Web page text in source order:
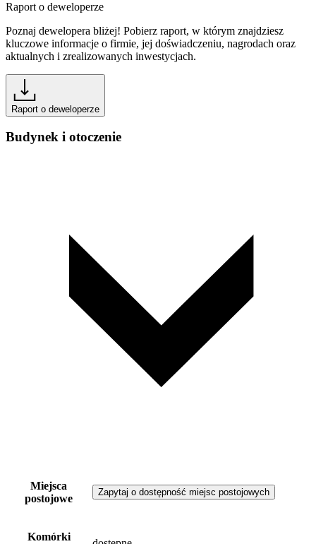
Raport o deweloperze
Poznaj dewelopera bliżej! Pobierz raport, w którym znajdziesz
kluczowe informacje o firmie, jej doświadczeniu, nagrodach oraz
aktualnych i zrealizowanych inwestycjach.
Raport o deweloperze
Budynek i otoczenie
Miejsca
postojowe
Zapytaj o dostępność miejsc postojowych
Komórki